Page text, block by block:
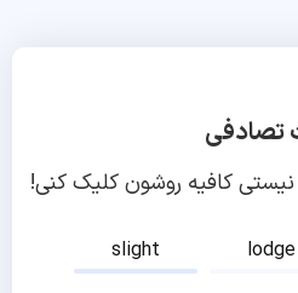
تصادفی
نیستی کافیه روشون کلیک کنی!
slight lodge